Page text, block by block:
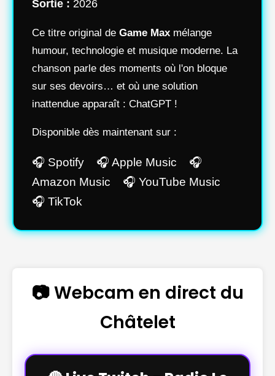
Sortie : 2026
Ce titre original de Game Max mélange
humour, technologie et musique moderne. La
chanson parle des moments où l'on bloque
sur ses devoirs… et où une solution
inattendue apparaît : ChatGPT !
Disponible dès maintenant sur :
🎧 Spotify 🎧 Apple Music 🎧
Amazon Music 🎧 YouTube Music
🎧 TikTok
📷 Webcam en direct du
Châtelet